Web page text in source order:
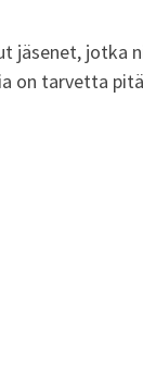
jäsenet, jotka
on tarvetta